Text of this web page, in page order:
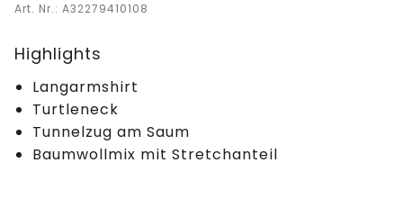
Art. Nr.: A32279410108
Highlights
Langarmshirt
Turtleneck
Tunnelzug am Saum
Baumwollmix mit Stretchanteil